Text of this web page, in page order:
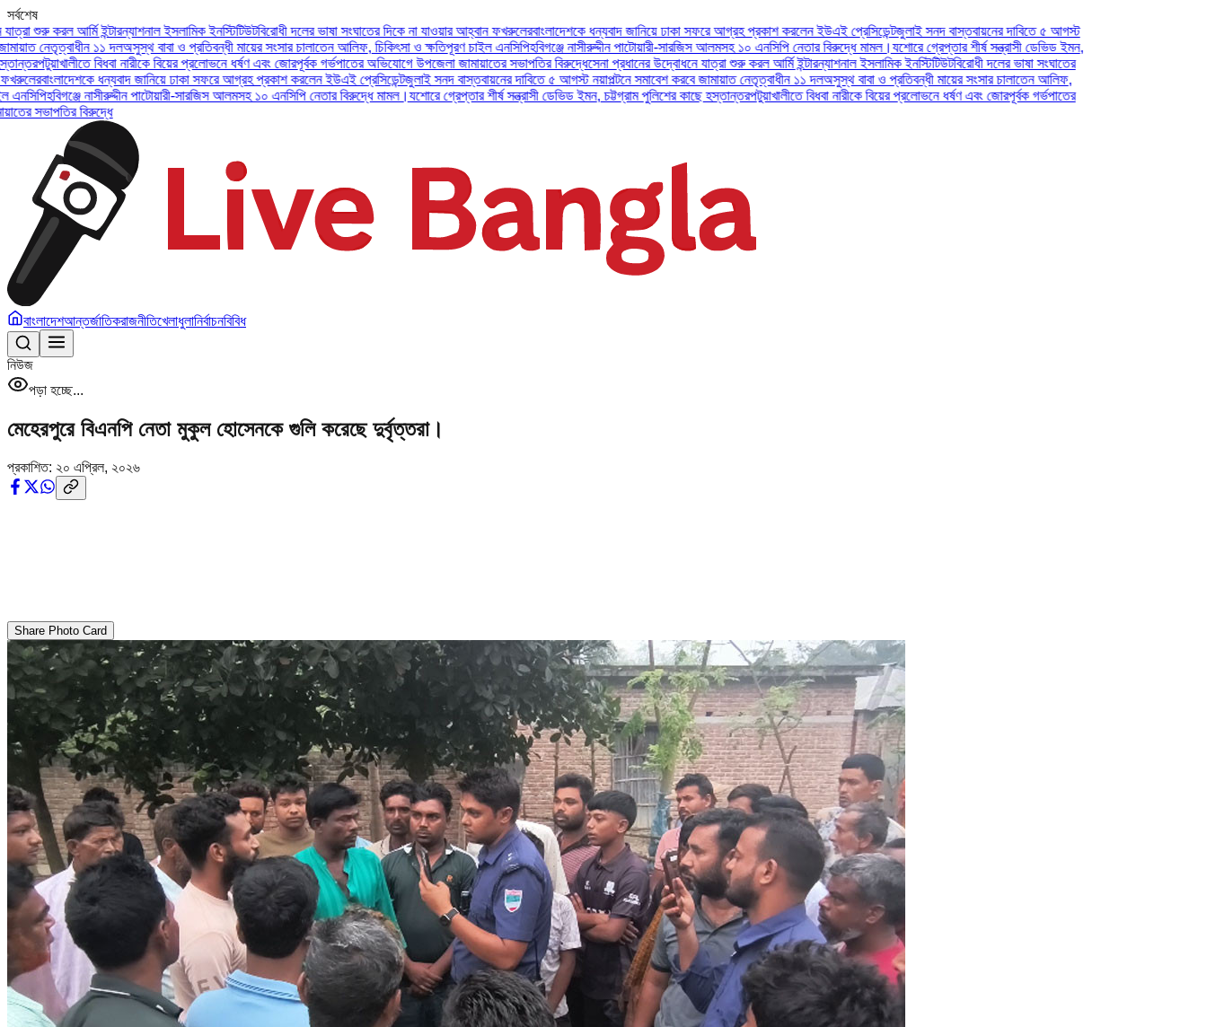
সর্বশেষ
ইসলামিক ইনস্টিটিউটবিরোধী দলের ভাষা সংঘাতের দিকে না যাওয়ার আহ্বান ফখরুলেরবাংলাদেশকে ধন্যবাদ জানিয়ে ঢাকা সফরে আগ্রহ প্রকাশ করলেন ইউএই প্রেসিডেন্টজুলাই সনদ বাস্তবায়নের দাবিতে ৫ আগস্ট
১১ দলঅসুস্থ বাবা ও প্রতিবন্ধী মায়ের সংসার চালাতেন আলিফ, চিকিৎসা ও ক্ষতিপূরণ চাইল এনসিপিহবিগঞ্জে নাসীরুদ্দীন পাটোয়ারী-সারজিস আলমসহ ১০ এনসিপি নেতার বিরুদ্ধে মামল।যশোরে গ্রেপ্তার শীর্ষ সন্ত্রাসী ডেভিড ইমন,
বিধবা নারীকে বিয়ের প্রলোভনে ধর্ষণ এবং জোরপূর্বক গর্ভপাতের অভিযোগে উপজেলা জামায়াতের সভাপতির বিরুদ্ধেসেনা প্রধানের উদ্বোধনে যাত্রা শুরু করল আর্মি ইন্টারন্যাশনাল ইসলামিক ইনস্টিটিউটবিরোধী দলের ভাষা সংঘাতের
ধন্যবাদ জানিয়ে ঢাকা সফরে আগ্রহ প্রকাশ করলেন ইউএই প্রেসিডেন্টজুলাই সনদ বাস্তবায়নের দাবিতে ৫ আগস্ট নয়াপল্টনে সমাবেশ করবে জামায়াত নেতৃত্বাধীন ১১ দলঅসুস্থ বাবা ও প্রতিবন্ধী মায়ের সংসার চালাতেন আলিফ,
পাটোয়ারী-সারজিস আলমসহ ১০ এনসিপি নেতার বিরুদ্ধে মামল।যশোরে গ্রেপ্তার শীর্ষ সন্ত্রাসী ডেভিড ইমন, চট্টগ্রাম পুলিশের কাছে হস্তান্তরপটুয়াখালীতে বিধবা নারীকে বিয়ের প্রলোভনে ধর্ষণ এবং জোরপূর্বক গর্ভপাতের
বাংলাদেশআন্তর্জাতিকরাজনীতিখেলাধুলানির্বাচনবিবিধ
নিউজ
পড়া হচ্ছে...
মেহেরপুরে বিএনপি নেতা মুকুল হোসেনকে গুলি করেছে দুর্বৃত্তরা।
প্রকাশিত: ২০ এপ্রিল, ২০২৬
Share Photo Card